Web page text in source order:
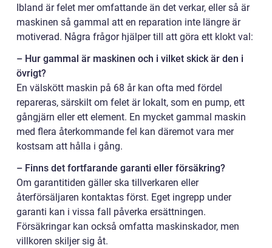
Ibland är felet mer omfattande än det verkar, eller så är
maskinen så gammal att en reparation inte längre är
motiverad. Några frågor hjälper till att göra ett klokt val:
– Hur gammal är maskinen och i vilket skick är den i
övrigt?
En välskött maskin på 68 år kan ofta med fördel
repareras, särskilt om felet är lokalt, som en pump, ett
gångjärn eller ett element. En mycket gammal maskin
med flera återkommande fel kan däremot vara mer
kostsam att hålla i gång.
– Finns det fortfarande garanti eller försäkring?
Om garantitiden gäller ska tillverkaren eller
återförsäljaren kontaktas först. Eget ingrepp under
garanti kan i vissa fall påverka ersättningen.
Försäkringar kan också omfatta maskinskador, men
villkoren skiljer sig åt.